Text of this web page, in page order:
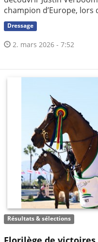
champion d’Europe,
Dressage
2. mars 2026 - 7:52
Résultats & sélections